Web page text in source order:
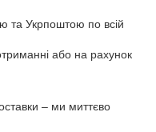
та Укрпоштою по всій
або на рахунок
– ми миттєво